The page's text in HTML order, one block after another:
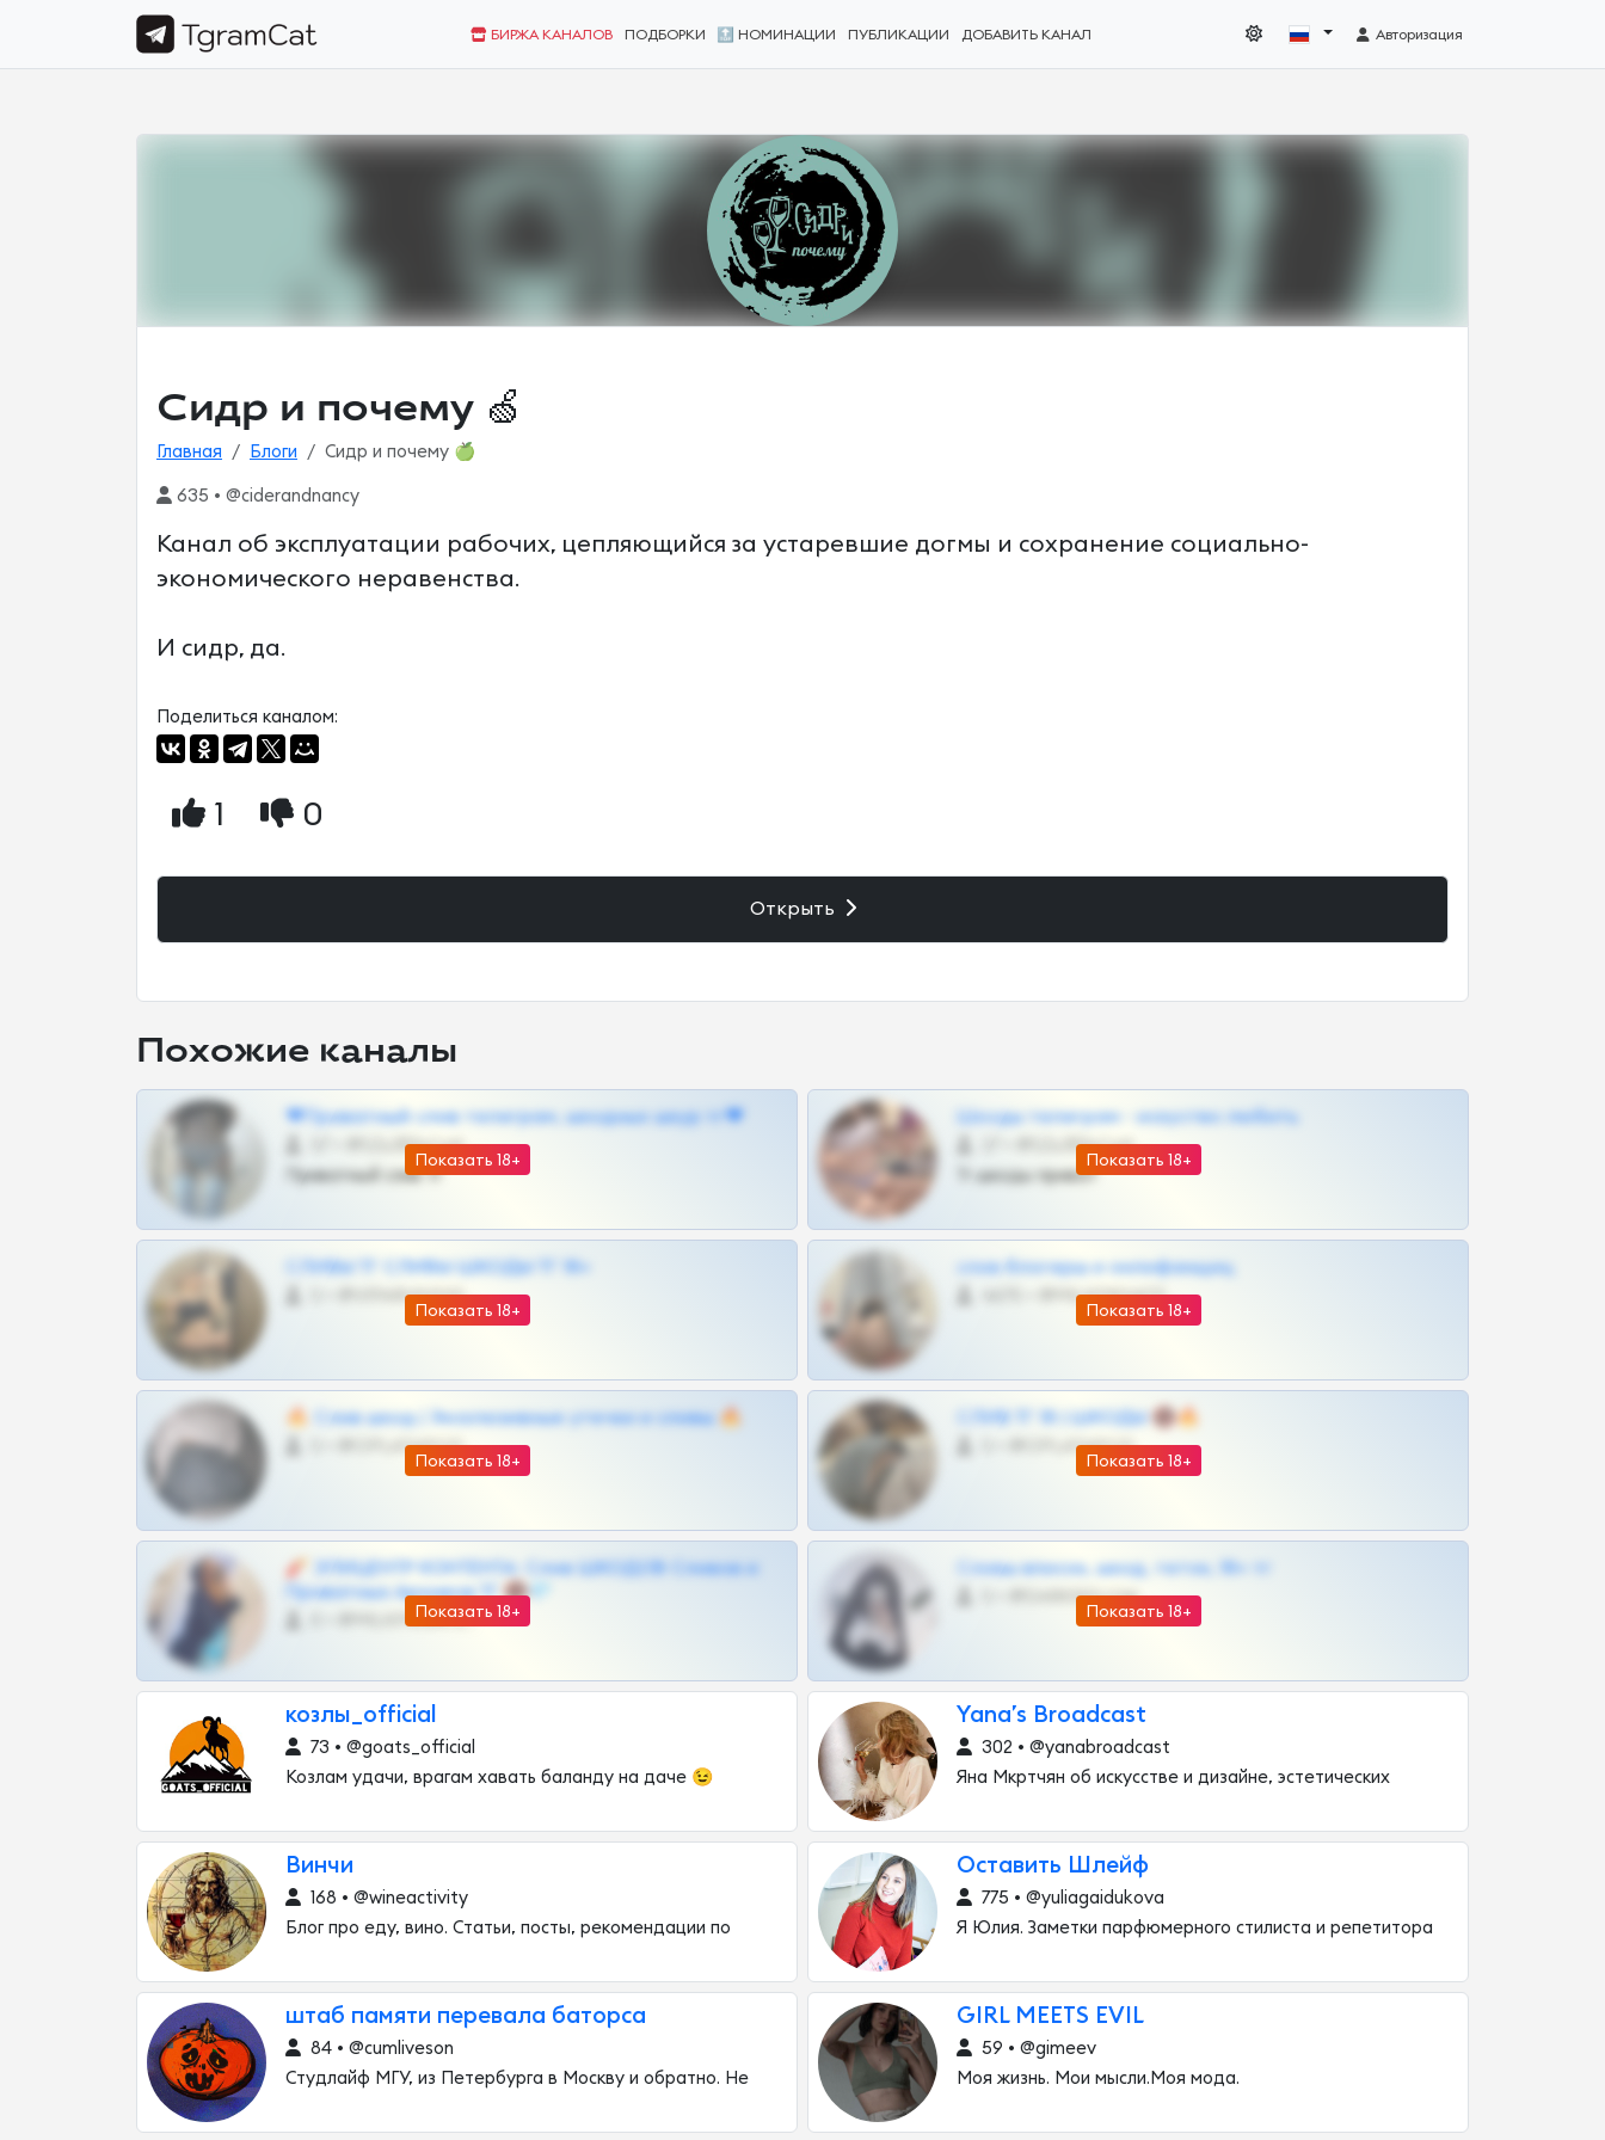
БИРЖА КАНАЛОВ ПОДБОРКИ 🔝 НОМИНАЦИИ ПУБЛИКАЦИИ ДОБАВИТЬ КАНАЛ Авторизация
Сидр и почему 🍏
Главная Блоги Сидр и почему 🍏
635 • @ciderandnancy
Канал об эксплуатации рабочих, цепляющийся за устаревшие догмы и сохранение социально-
экономического неравенства.
И сидр, да.
Поделиться каналом:
1 0
Открыть
Похожие каналы
Показать 18+
❤Приватный слив телеграм, шкодных шкур тг❤
@SZu3ll3sCatt_bot
Приватный слив тг
Показать 18+
Шкоды телеграм - искуство любить
@SZu3ll3sCatt_bot
Тг шкоды приват
Показать 18+
СЛИВЫ ТГ СЛИВЫ ШКОДЫ ТГ 18+
@VIPARHIVS55BOT
Показать 18+
слив блогерш и онлифанщиц
@MILKPRIVATES39BOT
Показать 18+
🔥 Слив шкод | Эксклюзивные утечки и сливы 🔥
@OPLATAPODPSK1BOT
Показать 18+
СЛИВ ТГ 18 | ШКОДЫ 🔞🔥
@OPLATAPODPSK1BOT
Показать 18+
🧨 ЭПИЦЕНТР КОНТЕНТА: Слив ШКОДОВ Сливов и
Приватных Архивов ТГ 🔞💎
@MILKPRIVATES39BOT
Показать 18+
Сливы вписок, шкод, теток, 18+ тг
@DARK15FLOWSBOT
козлы_official
73 • @goats_official
Козлам удачи, врагам хавать баланду на даче 😉
Yana’s Broadcast
302 • @yanabroadcast
Яна Мкртчян об искусстве и дизайне, эстетических
Винчи
168 • @wineactivity
Блог про еду, вино. Статьи, посты, рекомендации по
Оставить Шлейф
775 • @yuliagaidukova
Я Юлия. Заметки парфюмерного стилиста и репетитора
штаб памяти перевала баторса
84 • @cumliveson
Студлайф МГУ, из Петербурга в Москву и обратно. He
GIRL MEETS EVIL
59 • @gimeev
Моя жизнь. Мои мысли.Моя мода.